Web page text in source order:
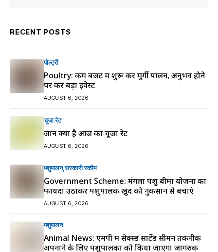
RECENT POSTS
पोल्ट्री
Poultry: कम बजट में शुरू करें मुर्गी पालन, अनुभव होने
पर करें बड़ा इंवेस्ट
AUGUST 6, 2026
चूजा रेट
जानें क्या है आज का चूजा रेट
AUGUST 6, 2026
पशुपालन सरकारी स्की‍म
Government Scheme: मंगला पशु बीमा योजना का
फायदा उठाकर पशुपालक खुद को नुकसान से बचाएं
AUGUST 6, 2026
पशुपालन
Animal News: एमपी में सेक्स्ड सार्टेड सीमन तकनीक
अपनाने के लिए पशुपालकों को किया जाएगा जागरुक